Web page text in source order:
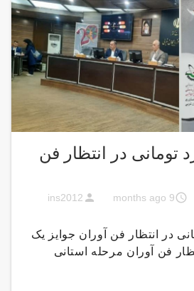
تومانی در انتظار فن
access_time
9 months ago
person
ins2012
در انتظار فن آوران جوایز یک
فن آوران مرحله استانی